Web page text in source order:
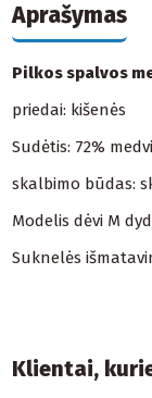
Aprašymas
Pilkos spalvos
priedai: kišenės
Sudėtis: 72%
skalbimo būdas:
Modelis dėvi M
Suknelės
Klientai,